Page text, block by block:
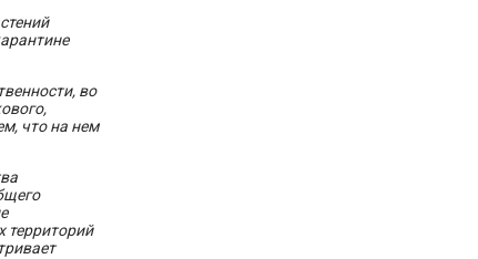
во
что на нем
территорий